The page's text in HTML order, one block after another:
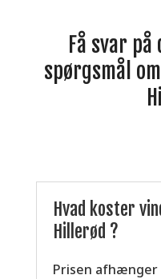
Få svar
spørgsmål
Hvad koster
Hillerød ?
Prisen afhænger